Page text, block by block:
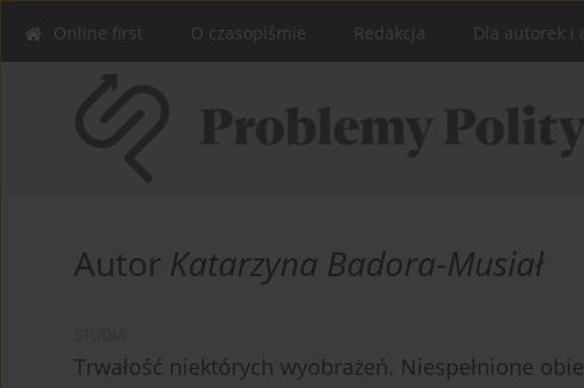
Online first O czasopiśmie Redakcja Dla autorek i
Autor Katarzyna Badora-Musiał
Trwałość niektórych wyobrażeń. Niespełnione